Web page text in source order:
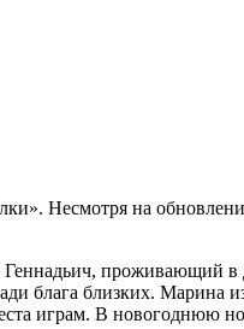
Несмотря на
Геннадьич, проживающий
блага близких. Марина
играм. В новогоднюю